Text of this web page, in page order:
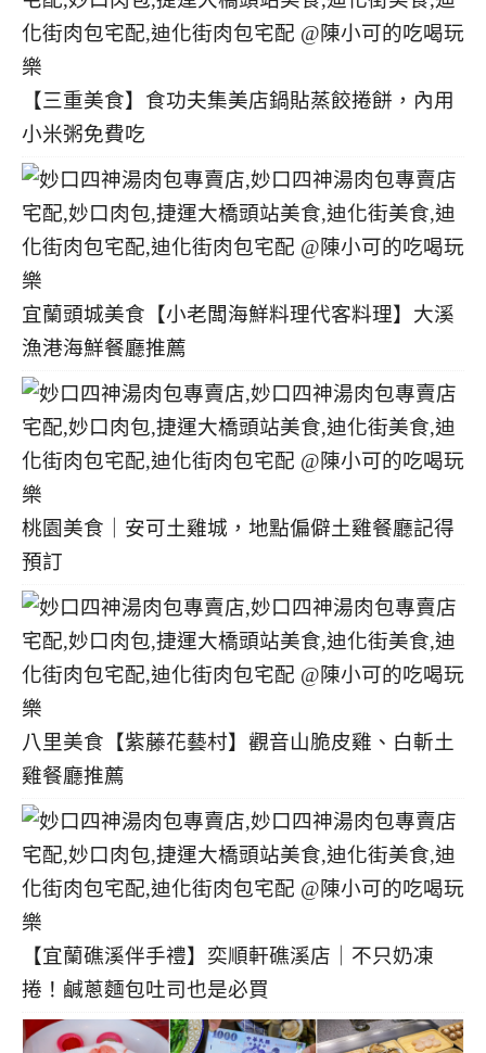
【三重美食】食功夫集美店鍋貼蒸餃捲餅，內用
小米粥免費吃
宜蘭頭城美食【小老闆海鮮料理代客料理】大溪
漁港海鮮餐廳推薦
桃園美食｜安可土雞城，地點偏僻土雞餐廳記得
預訂
八里美食【紫藤花藝村】觀音山脆皮雞、白斬土
雞餐廳推薦
【宜蘭礁溪伴手禮】奕順軒礁溪店｜不只奶凍
捲！鹹蔥麵包吐司也是必買